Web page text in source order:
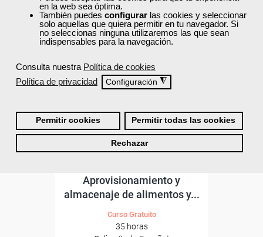
en la web sea óptima.
También puedes configurar las cookies y seleccionar
solo aquellas que quiera permitir en tu navegador. Si
no seleccionas ninguna utilizaremos las que sean
indispensables para la navegación.
Consulta nuestra Política de cookies
Política de privacidad
Configuración ◮
Permitir cookies Permitir todas las cookies
Rechazar
Formación 100%
subvencionada.
trabajadores y autónomos.
Sector
Cursos Femxa
Aprovisionamiento y
almacenaje de alimentos y...
Curso Gratuito
35 horas